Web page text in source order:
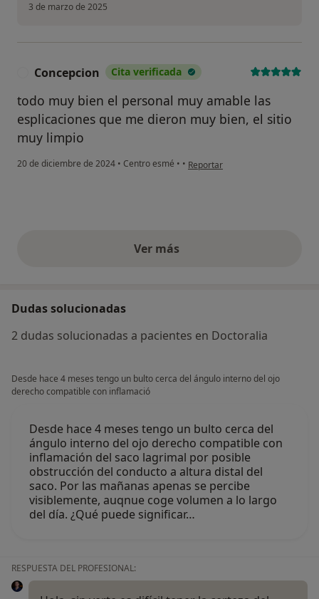
3 de marzo de 2025
Concepcion Cita verificada
todo muy bien el personal muy amable las
esplicaciones que me dieron muy bien, el sitio
muy limpio
20 de diciembre de 2024 • Centro esmé • • en opinión del usuario
Reportar
Ver másopiniones anteriores
Dudas solucionadas
2 dudas solucionadas a pacientes en Doctoralia
Desde hace 4 meses tengo un bulto cerca del ángulo interno del ojo
derecho compatible con inflamació
Desde hace 4 meses tengo un bulto cerca del
ángulo interno del ojo derecho compatible con
inflamación del saco lagrimal por posible
obstrucción del conducto a altura distal del
saco. Por las mañanas apenas se percibe
visiblemente, auqnue coge volumen a lo largo
del día. ¿Qué puede significar…
RESPUESTA DEL PROFESIONAL: